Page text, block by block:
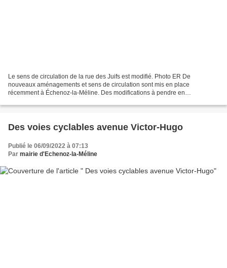
Le sens de circulation de la rue des Juifs est modifié. Photo ER De
nouveaux aménagements et sens de circulation sont mis en place
récemment à Échenoz-la-Méline. Des modifications à pendre en
Des voies cyclables avenue Victor-Hugo
Publié le 06/09/2022 à 07:13
Par mairie d'Echenoz-la-Méline